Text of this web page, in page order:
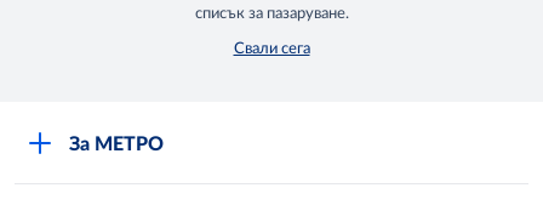
списък за пазаруване.
Свали сега
За МЕТРО